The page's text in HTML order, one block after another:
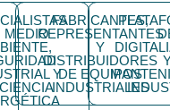
MEDIO
Y
FABRICANTES,
REPRESENTANTES
Y
DISTRIBUIDORES
DE EQUIPOS
INDUSTRIALES